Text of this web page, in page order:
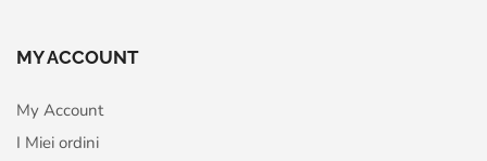
MY ACCOUNT
My Account
I Miei ordini